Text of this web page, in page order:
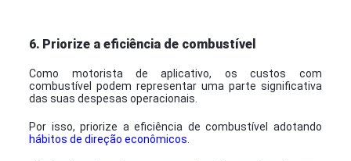
6. Priorize a eficiência de combustível
Como motorista de aplicativo, os custos com
combustível podem representar uma parte significativa
das suas despesas operacionais.
Por isso, priorize a eficiência de combustível adotando
hábitos de direção econômicos